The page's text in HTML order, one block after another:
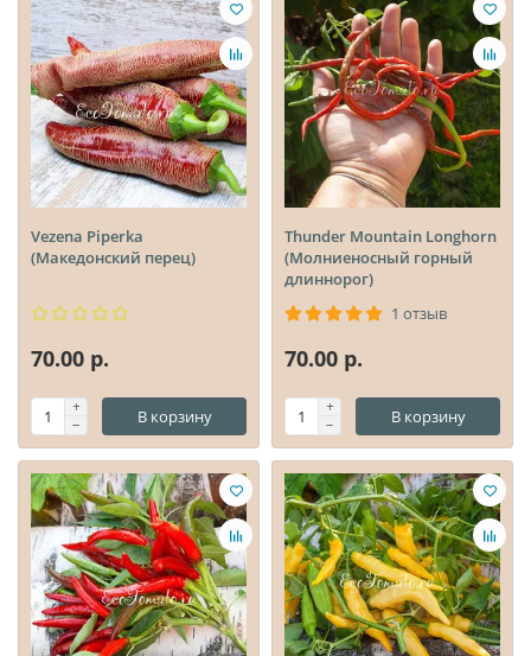
Vezena Piperka
(Македонский перец)
70.00 р.
В корзину
Thunder Mountain Longhorn
(Молниеносный горный
длиннорог)
1 отзыв
70.00 р.
В корзину